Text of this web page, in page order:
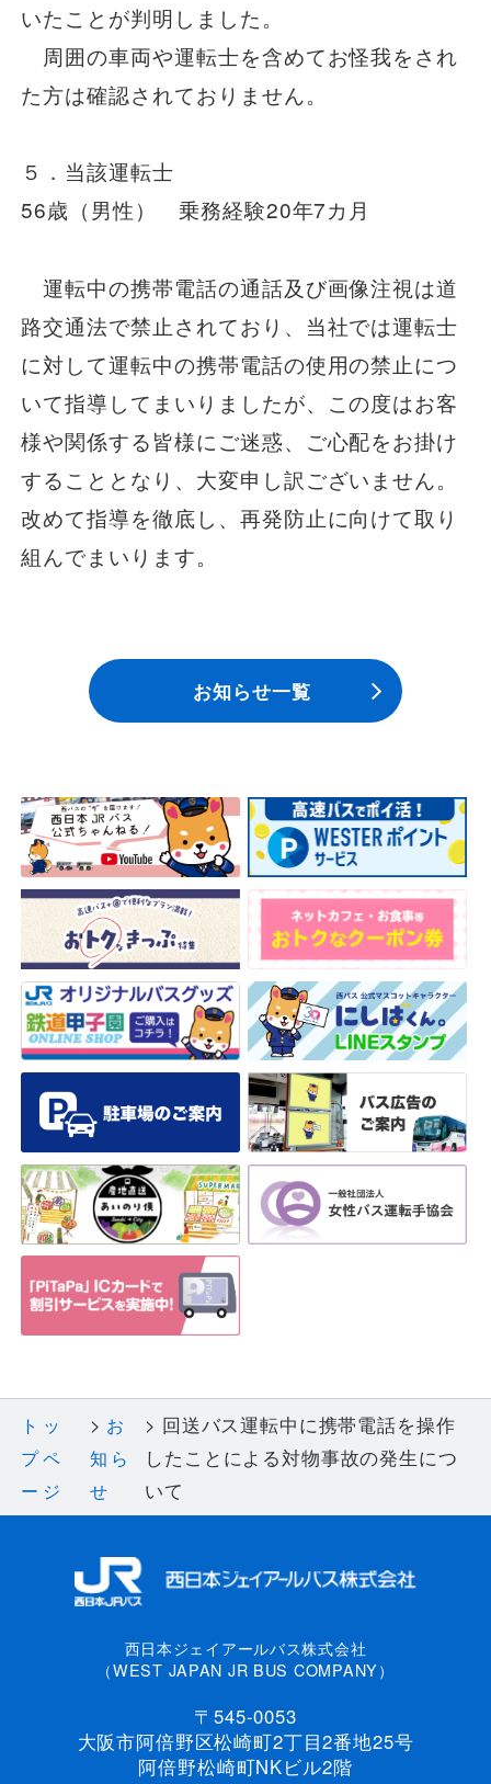
いたことが判明しました。
周囲の車両や運転士を含めてお怪我をされ
た方は確認されておりません。
５．当該運転士
56歳（男性） 乗務経験20年7カ月
運転中の携帯電話の通話及び画像注視は道
路交通法で禁止されており、当社では運転士
に対して運転中の携帯電話の使用の禁止につ
いて指導してまいりましたが、この度はお客
様や関係する皆様にご迷惑、ご心配をお掛け
することとなり、大変申し訳ございません。
改めて指導を徹底し、再発防止に向けて取り
組んでまいります。
お知らせ一覧
トッ
プペ
ージ
お
知ら
せ
回送バス運転中に携帯電話を操作
したことによる対物事故の発生につ
いて
西日本ジェイアールバス株式会社
（WEST JAPAN JR BUS COMPANY）
〒545-0053
大阪市阿倍野区松崎町2丁目2番地25号
阿倍野松崎町NKビル2階